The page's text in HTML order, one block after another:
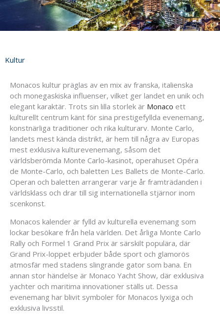
Kultur
Monacos kultur präglas av en mix av franska, italienska
och monegaskiska influenser, vilket ger landet en unik och
elegant karaktär. Trots sin lilla storlek är Monaco ett
kulturellt centrum känt för sina prestigefyllda evenemang,
konstnärliga traditioner och rika kulturarv. Monte Carlo,
landets mest kända distrikt, är hem till några av Europas
mest exklusiva kulturevenemang, såsom det
världsberömda Monte Carlo-kasinot, operahuset Opéra
de Monte-Carlo, och baletten Les Ballets de Monte-Carlo.
Operan och baletten arrangerar varje år framträdanden i
världsklass och drar till sig internationella stjärnor inom
scenkonst.
Monacos kalender är fylld av kulturella evenemang som
lockar besökare från hela världen. Det årliga Monte Carlo
Rally och Formel 1 Grand Prix är särskilt populära, där
Grand Prix-loppet erbjuder både sport och glamorös
atmosfär med stadens slingrande gator som bana. En
annan stor händelse är Monaco Yacht Show, där exklusiva
yachter och maritima innovationer ställs ut. Dessa
evenemang har blivit symboler för Monacos lyxiga och
exklusiva livsstil.